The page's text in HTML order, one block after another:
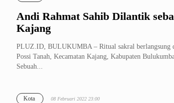
Andi Rahmat Sahib Dilantik
Kajang
PLUZ.ID, BULUKUMBA – Ritual sakral berlangsung
Possi Tanah, Kecamatan Kajang, Kabupaten
Sebuah...
Kota 08 Februari 2022 23:00